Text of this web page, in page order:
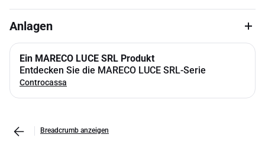
Anlagen
Ein MARECO LUCE SRL Produkt
Entdecken Sie die MARECO LUCE SRL-Serie
Controcassa
Breadcrumb anzeigen